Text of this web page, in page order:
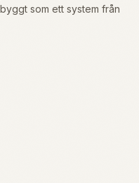
som ett system från